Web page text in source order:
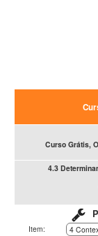
Curso Grátis,
4.3
Item: